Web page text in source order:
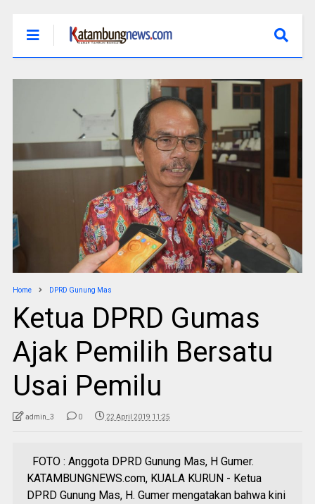
Home DPRD Gunung Mas
Ketua DPRD Gumas
Ajak Pemilih Bersatu
Usai Pemilu
admin_3 0 22 April 2019 11:25
FOTO : Anggota DPRD Gunung Mas, H Gumer.
KATAMBUNGNEWS.com, KUALA KURUN - Ketua
DPRD Gunung Mas, H. Gumer mengatakan bahwa kini